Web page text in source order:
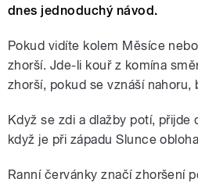
dnes jednoduchý návod.
Pokud vidíte kolem Měsíce
zhorší. Jde-li kouř z komína
zhorší, pokud se vznáší nahoru,
Když se zdi a dlažby potí, přijde
když je při západu Slunce
Ranní červánky značí zhoršení